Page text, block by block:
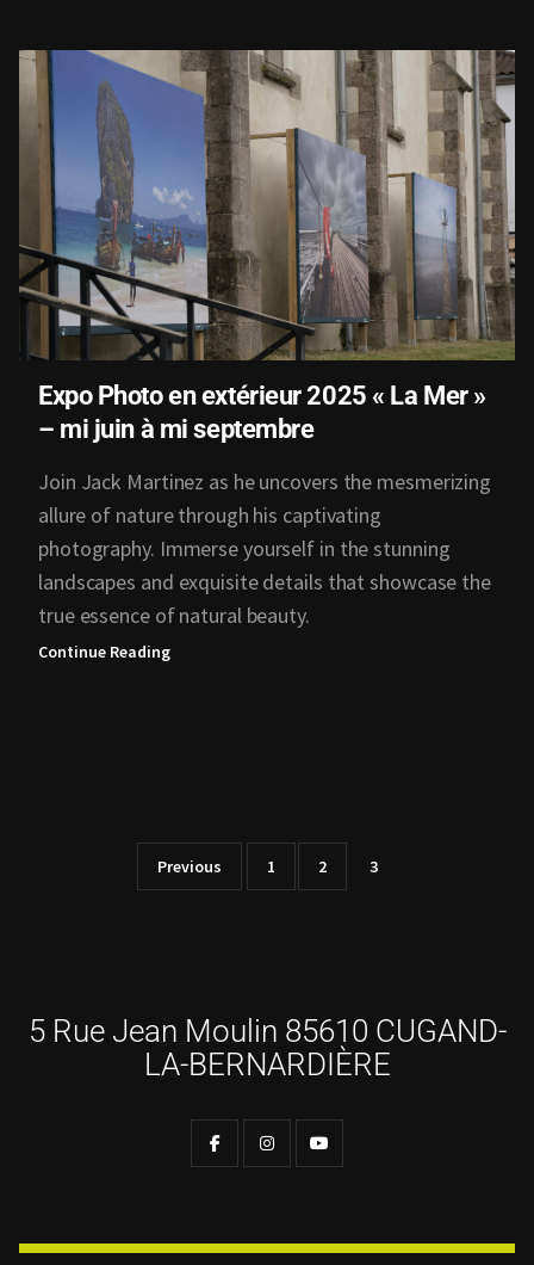
Expo Photo en extérieur 2025 « La Mer »
– mi juin à mi septembre
Join Jack Martinez as he uncovers the mesmerizing
allure of nature through his captivating
photography. Immerse yourself in the stunning
landscapes and exquisite details that showcase the
true essence of natural beauty.
Continue Reading
Previous 1 2 3
5 Rue Jean Moulin 85610 CUGAND-
LA-BERNARDIÈRE